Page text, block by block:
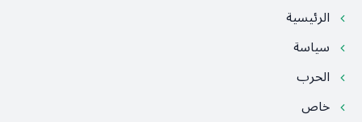
الرئيسية
سياسة
الحرب
خاص